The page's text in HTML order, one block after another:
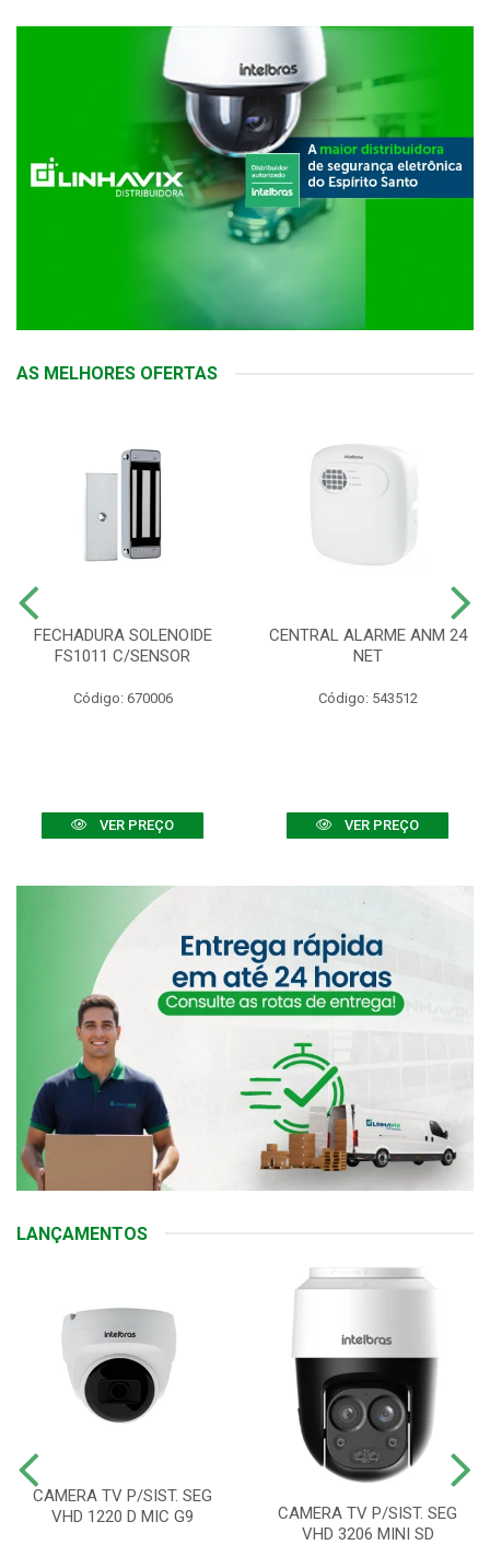
AS MELHORES OFERTAS
FECHADURA SOLENOIDE
FS1011 C/SENSOR
Código: 670006
VER PREÇO
CENTRAL ALARME ANM 24
NET
Código: 543512
VER PREÇO
LANÇAMENTOS
CAMERA TV P/SIST. SEG
VHD 1220 D MIC G9
CAMERA TV P/SIST. SEG
VHD 3206 MINI SD